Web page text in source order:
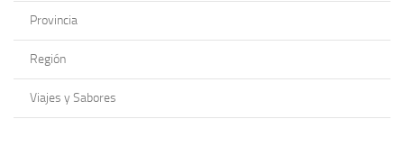
Provincia
Región
Viajes y Sabores